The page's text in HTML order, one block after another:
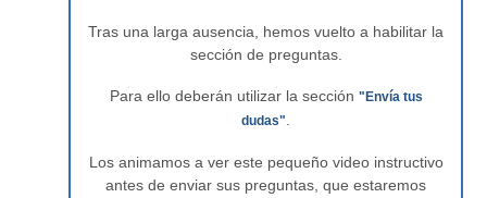
Tras una larga ausencia, hemos vuelto a habilitar la
sección de preguntas.
Para ello deberán utilizar la sección "Envía tus
dudas"
Los animamos a ver este pequeño video instructivo
antes de enviar sus preguntas, que estaremos